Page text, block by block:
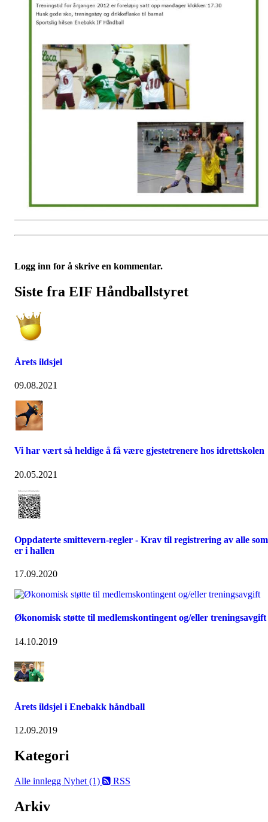
Logg inn for å skrive en kommentar.
Siste fra EIF Håndballstyret
Årets ildsjel
09.08.2021
Vi har vært så heldige å få være gjestetrenere hos idrettskolen
20.05.2021
Oppdaterte smittevern-regler - Krav til registrering av alle som
er i hallen
17.09.2020
Økonomisk støtte til medlemskontingent og/eller treningsavgift
14.10.2019
Årets ildsjel i Enebakk håndball
12.09.2019
Kategori
Alle innlegg Nyhet (1) RSS
Arkiv